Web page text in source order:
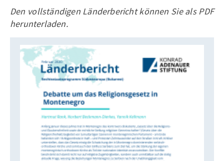
Den vollständigen Länderbericht können Sie als PDF
herunterladen.